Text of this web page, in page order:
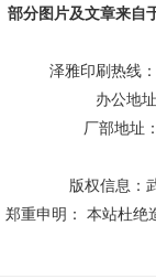
部分图片及文章来自
泽雅印刷热线
办公地
厂部地址
版权信息：
郑重申明： 本站杜绝